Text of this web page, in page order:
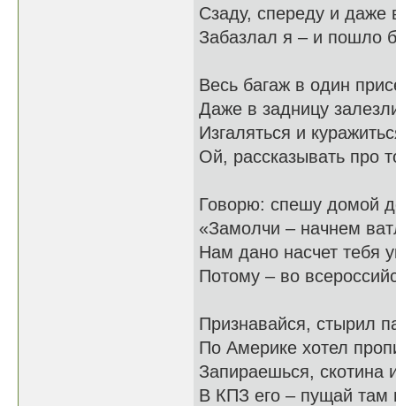
Сзаду, спереду и даже
Забазлал я – и пошло
Весь багаж в один
Даже в задницу
Изгаляться и
Ой, рассказывать про
Говорю: спешу домой
«Замолчи – начнем
Нам дано насчет тебя
Потому – во
Признавайся, стырил
По Америке хотел
Запираешься, скотина
В КПЗ его – пущай там